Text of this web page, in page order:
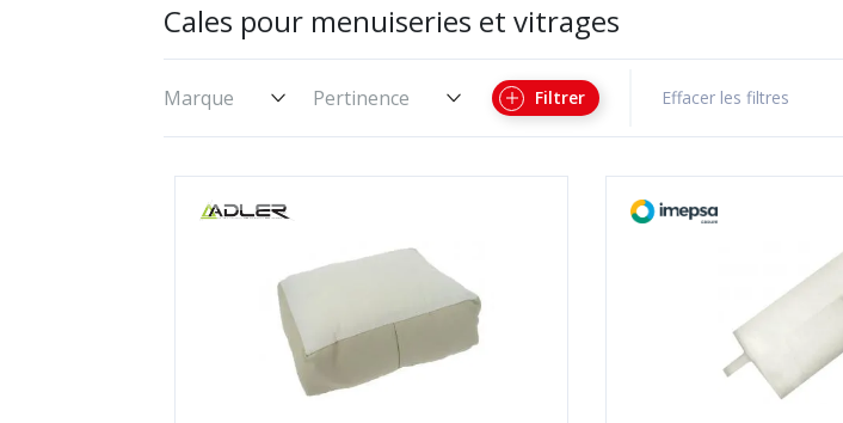
Cales pour menuiseries et vitrages
Marque Pertinence Filtrer Effacer les filtres